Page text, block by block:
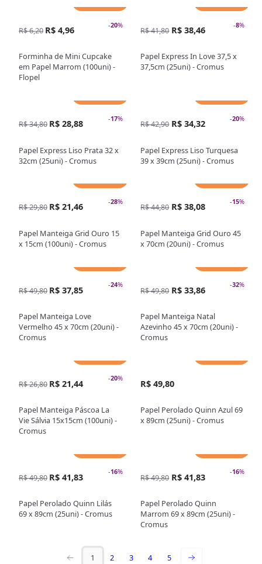
-20%
R$ 6,20 R$ 4,96
Forminha de Mini Cupcake
em Papel Marrom (100uni) -
Flopel
-8%
R$ 41,80 R$ 38,46
Papel Express In Love 37,5 x
37,5cm (25uni) - Cromus
-17%
R$ 34,80 R$ 28,88
Papel Express Liso Prata 32 x
32cm (25uni) - Cromus
-20%
R$ 42,90 R$ 34,32
Papel Express Liso Turquesa
39 x 39cm (25uni) - Cromus
-28%
R$ 29,80 R$ 21,46
Papel Manteiga Grid Ouro 15
x 15cm (100uni) - Cromus
-15%
R$ 44,80 R$ 38,08
Papel Manteiga Grid Ouro 45
x 70cm (20uni) - Cromus
-24%
R$ 49,80 R$ 37,85
Papel Manteiga Love
Vermelho 45 x 70cm (20uni) -
Cromus
-32%
R$ 49,80 R$ 33,86
Papel Manteiga Natal
Azevinho 45 x 70cm (20uni) -
Cromus
-20%
R$ 26,80 R$ 21,44
Papel Manteiga Páscoa La
Vie Sálvia 15x15cm (100uni) -
Cromus
R$ 49,80
Papel Perolado Quinn Azul 69
x 89cm (25uni) - Cromus
-16%
R$ 49,80 R$ 41,83
Papel Perolado Quinn Lilás
69 x 89cm (25uni) - Cromus
-16%
R$ 49,80 R$ 41,83
Papel Perolado Quinn
Marrom 69 x 89cm (25uni) -
Cromus
1 2 3 4 5